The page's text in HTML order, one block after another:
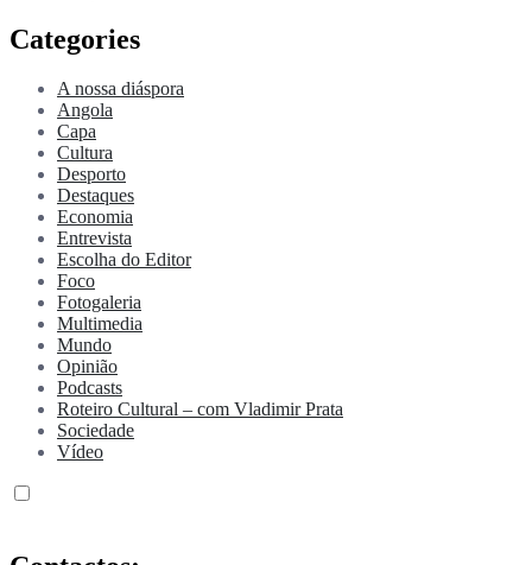
Categories
A nossa diáspora
Angola
Capa
Cultura
Desporto
Destaques
Economia
Entrevista
Escolha do Editor
Foco
Fotogaleria
Multimedia
Mundo
Opinião
Podcasts
Roteiro Cultural – com Vladimir Prata
Sociedade
Vídeo